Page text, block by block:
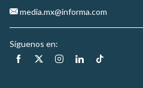
media.mx@informa.com
Síguenos en: